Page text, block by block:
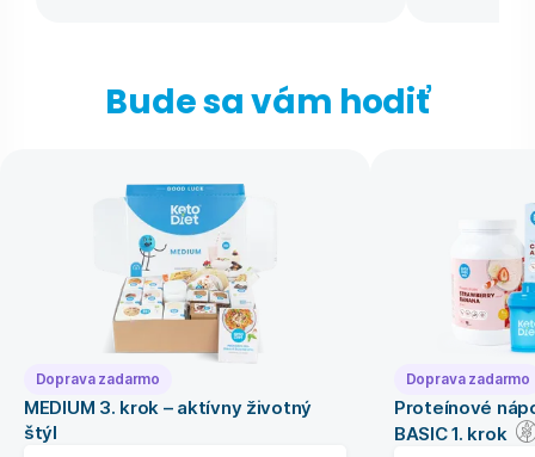
Bude sa vám hodiť
Doprava zadarmo
MEDIUM 3. krok – aktívny životný
štýl
Doprava zadarmo
Proteínové
BASIC 1. krok